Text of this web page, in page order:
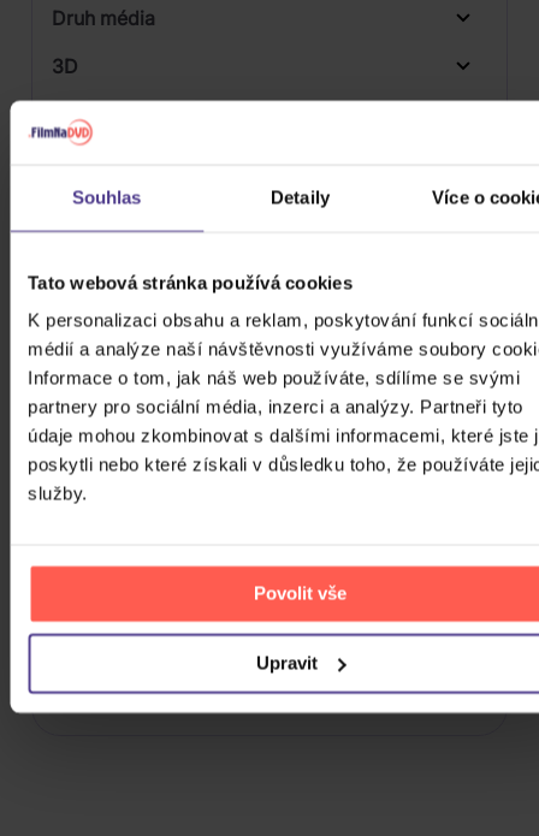
Souhlas Detaily Více o
Tato webová stránka používá cookies
K personalizaci obsahu a reklam, poskytování funkcí
médií a analýze naší návštěvnosti využíváme soubory
Informace o tom, jak náš web používáte, sdílíme se svými
partnery pro sociální média, inzerci a analýzy. Partneři tyto
údaje mohou zkombinovat s dalšími informacemi, které jste
poskytli nebo které získali v důsledku toho, že používáte
služby.
Povolit vše
Upravit
Druh média
3D
Počet CD
Počet DVD
Počet vinyl
Počet KiT
Balení média
Formát média
LP
Počet Platform Album
Rok výroby
Přístupnost